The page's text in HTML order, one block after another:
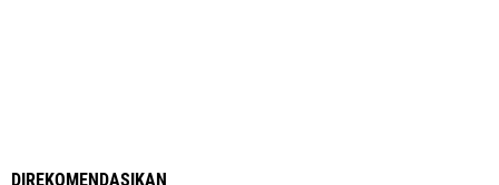
DIREKOMENDASIKAN